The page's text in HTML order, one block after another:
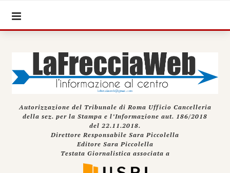
Autorizzazione del Tribunale di Roma Ufficio Cancelleria
della sez. per la Stampa e l’Informazione aut. 186/2018
del 22.11.2018.
Direttore Responsabile Sara Piccolella
Editore Sara Piccolella
Testata Giornalistica associata a